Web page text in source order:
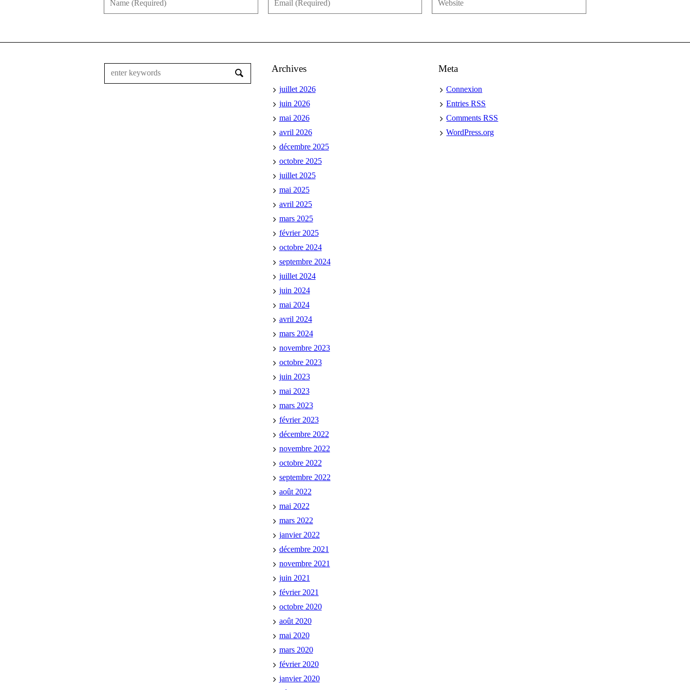
Archives
juillet 2026
juin 2026
mai 2026
avril 2026
décembre 2025
octobre 2025
juillet 2025
mai 2025
avril 2025
mars 2025
février 2025
octobre 2024
septembre 2024
juillet 2024
juin 2024
mai 2024
avril 2024
mars 2024
novembre 2023
octobre 2023
juin 2023
mai 2023
mars 2023
février 2023
décembre 2022
novembre 2022
octobre 2022
septembre 2022
août 2022
mai 2022
mars 2022
janvier 2022
décembre 2021
novembre 2021
juin 2021
février 2021
octobre 2020
août 2020
mai 2020
mars 2020
février 2020
janvier 2020
Meta
Connexion
EntriesRSS
CommentsRSS
WordPress.org